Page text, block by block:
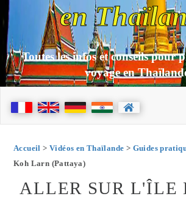
en
Toutes les infos et conseils pour
voyage en
Accueil > Vidéos en Thaïlande > Guides
Koh Larn (Pattaya)
ALLER SUR L'ÎLE